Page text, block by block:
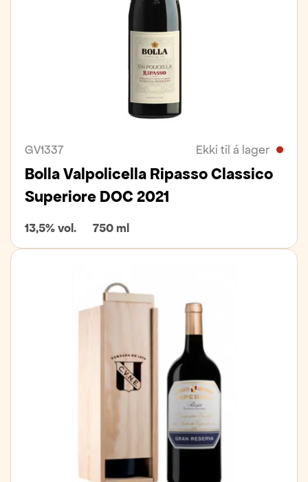
GV1337 Ekki til á lager
Bolla Valpolicella Ripasso Classico
Superiore DOC 2021
13,5% vol. 750 ml